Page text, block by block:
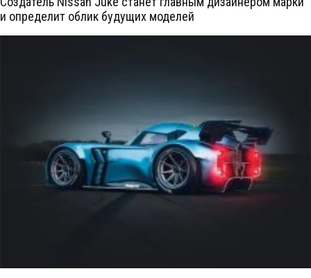
и определит облик будущих моделей